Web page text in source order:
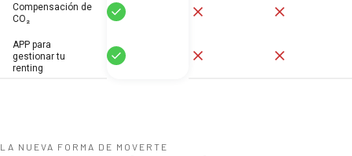
Compensación de
CO₂
Sí
APP para
gestionar tu
renting
Sí
LA NUEVA FORMA DE MOVERTE